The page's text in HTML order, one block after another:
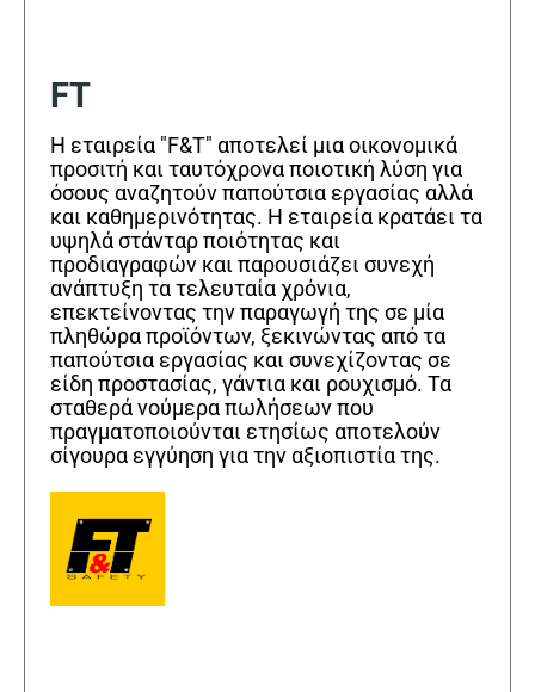
FT
Η εταιρεία "F&T" αποτελεί μια οικονομικά
προσιτή και ταυτόχρονα ποιοτική λύση για
όσους αναζητούν παπούτσια εργασίας αλλά
και καθημερινότητας. Η εταιρεία κρατάει τα
υψηλά στάνταρ ποιότητας και
προδιαγραφών και παρουσιάζει συνεχή
ανάπτυξη τα τελευταία χρόνια,
επεκτείνοντας την παραγωγή της σε μία
πληθώρα προϊόντων, ξεκινώντας από τα
παπούτσια εργασίας και συνεχίζοντας σε
είδη προστασίας, γάντια και ρουχισμό. Τα
σταθερά νούμερα πωλήσεων που
πραγματοποιούνται ετησίως αποτελούν
σίγουρα εγγύηση για την αξιοπιστία της.